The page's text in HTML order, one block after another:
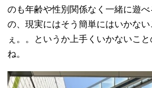
のも年齢や性別関係なく一緒に遊
の、現実にはそう簡単にはいかな
ぇ。。というか上手くいかないこ
ね。